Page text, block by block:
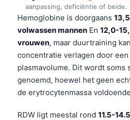
aanpassing, deficiëntie of beide.
Hemoglobine is doorgaans
volwassen mannen En 12,0-
vrouwen, maar duurtraining
concentratie verlagen door
plasmavolume. Dit wordt soms
genoemd, hoewel het geen
de erytrocytenmassa
RDW ligt meestal rond 11.5-
한국어
Slovenščina
Magyar
বাংলা
اردو
मराठी